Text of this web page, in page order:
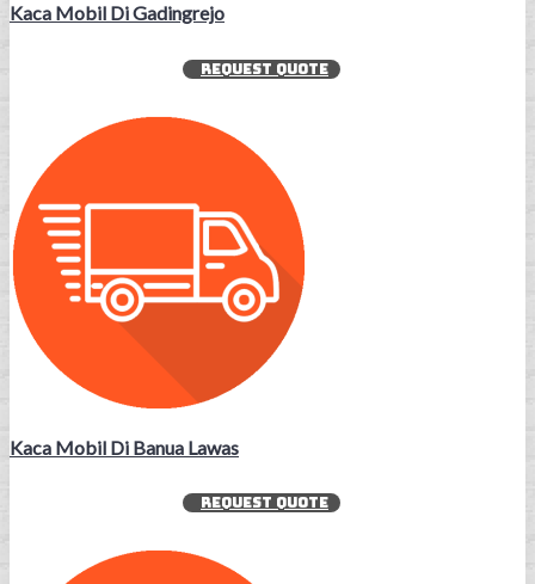
Kaca Mobil Di Gadingrejo
REQUEST QUOTE
Kaca Mobil Di Banua Lawas
REQUEST QUOTE